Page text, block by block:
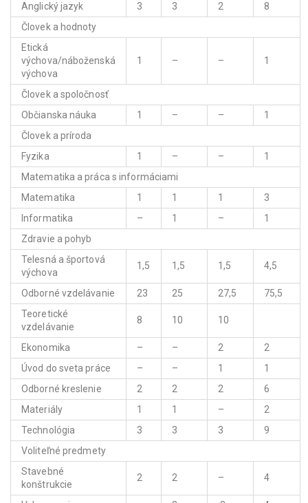
Anglický jazyk 3 3 2
8
Človek a hodnoty
Etická
výchova/náboženská
výchova
1 – – 1
Človek a spoločnosť
Občianska náuka
1 – –
1
Človek a príroda
Fyzika
1 – –
1
Matematika a práca s informáciami
Matematika
1 1 1
3
Informatika
– 1 –
1
Zdravie a pohyb
Telesná a športová
výchova
1,5 1,5 1,5 4,5
Odborné vzdelávanie 23 25 27,5
75,5
Teoretické
vzdelávanie
8 10 10
Ekonomika – – 2
2
Úvod do sveta práce
– – 1
1
Odborné kreslenie
2 2 2
6
Materiály
1 1 –
2
Technológia
3 3 3
9
Voliteľné predmety
Stavebné
konštrukcie
2 2 – 4